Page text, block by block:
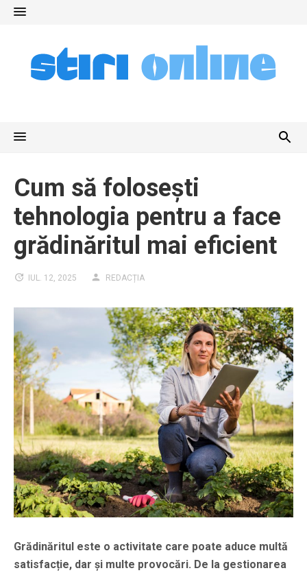
Skip
Cum să folosești
tehnologia pentru a face
grădinăritul mai eficient
IUL. 12, 2025 REDACȚIA
Grădinăritul este o activitate care poate aduce multă
satisfacție, dar și multe provocări. De la gestionarea